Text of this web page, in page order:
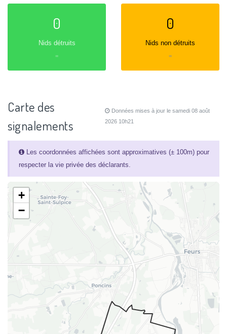
0
Nids détruits
=
0
Nids non détruits
=
Carte des
signalements
Données mises à jour le samedi 08 août
2026 10h21
Les coordonnées affichées sont approximatives (± 100m) pour
respecter la vie privée des déclarants.
+
−